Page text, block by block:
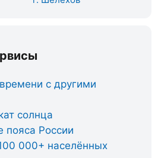
с другими
солнца
пояса России
000+ населённых